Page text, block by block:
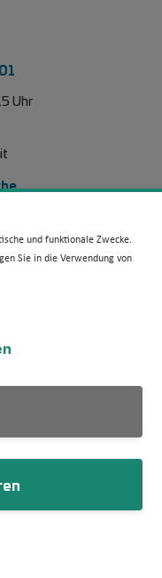
Uhr
und funktionale Zwecke.
Sie in die Verwendung von